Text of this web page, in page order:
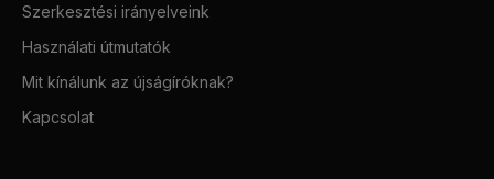
Szerkesztési irányelveink
Használati útmutatók
Mit kínálunk az újságíróknak?
Kapcsolat